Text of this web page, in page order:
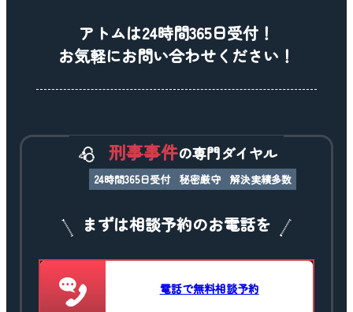
アトムは24時間365日受付！
お気軽にお問い合わせください！
刑事事件の専門ダイヤル
24時間365日受付 秘密厳守 解決実績多数
まずは相談予約のお電話を
電話で無料相談予約